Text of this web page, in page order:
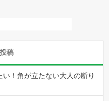
稿
！角が立たない大人の断り